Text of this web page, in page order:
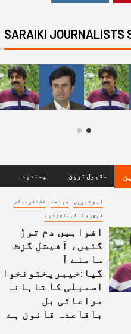
SARAIKI JOURNALISTS
مقبول ترین پسندیدہ
اہم خبریں سیاحت غضنفرعباس
فیچر، کالم،تجزئیے
افواہیں دم توڑ
گئیں، آفیشل گزٹ
سامنے آ
گیا:خیبرپختونخوا
اسمبلی کا شاہانہ
مراعاتی بل
باقاعدہ قانون ہے